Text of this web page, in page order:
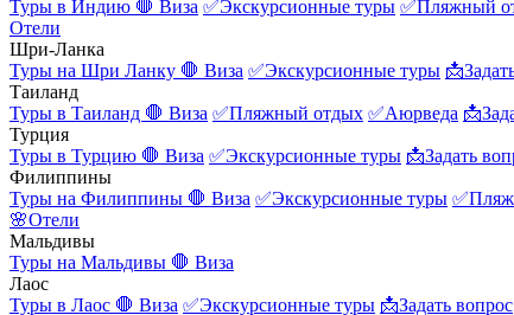
Туры в Индию 🛑 Виза ✅Экскурсионные туры ✅Пляжный
Отели
Шри-Ланка
Туры на Шри Ланку 🛑 Виза ✅Экскурсионные туры
Таиланд
Туры в Таиланд 🛑 Виза ✅Пляжный отдых ✅Аюрведа
Турция
Туры в Турцию 🛑 Виза ✅Экскурсионные туры 📩Задать
Филиппины
Туры на Филиппины 🛑 Виза ✅Экскурсионные туры
🌸Отели
Мальдивы
Туры на Мальдивы 🛑 Виза
Лаос
Туры в Лаос 🛑 Виза ✅Экскурсионные туры 📩Задать вопрос